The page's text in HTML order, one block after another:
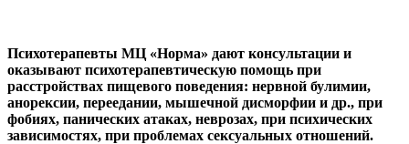
Психотерапевты МЦ «Норма» дают консультации и
оказывают психотерапевтическую помощь при
расстройствах пищевого поведения: нервной булимии,
анорексии, переедании, мышечной дисморфии и др., при
фобиях, панических атаках, неврозах, при психических
зависимостях, при проблемах сексуальных отношений.